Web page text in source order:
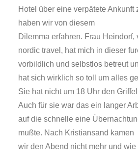
Hotel über eine verpätete Ankunft
haben wir von diesem
Dilemma erfahren. Frau Heindorf,
nordic travel, hat mich in dieser
vorbildlich und selbstlos betreut
hat sich wirklich so toll um alles
Sie hat nicht um 18 Uhr den
Auch für sie war das ein langer
auf die schnelle eine
mußte. Nach Kristiansand kamen
wir den Abend nicht mehr und